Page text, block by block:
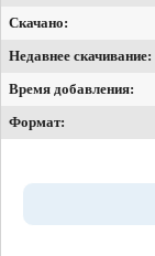
Скачано:
Недавнее скачивание:
Время добавления:
Формат: